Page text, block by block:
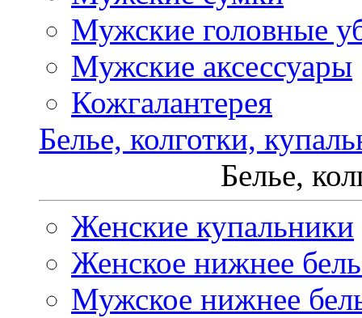
Мужские головные
Мужские аксессуары
Кожгалантерея
Белье, колготки,
Белье,
Женские купальники
Женское нижнее
Мужское нижнее